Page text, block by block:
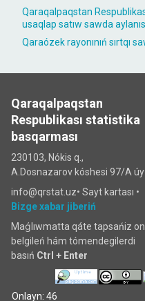
Qaraqalpaqstan
usaqlap satıw sawda
Qaraózek rayonınıń sırtqı
Qaraqalpaqstan
Respublikası statistika
basqarması
230103, Nókis q.,
A.Dosnazarov kóshesi 97/A úy
info@qrstat.uz• Sayt kartası •
Bizge xabar jiberiń
Maǵlıwmatta qáte tapsańiz
belgileń hám tómendegilerdi
basıń Ctrl + Enter
Onlayn: 46